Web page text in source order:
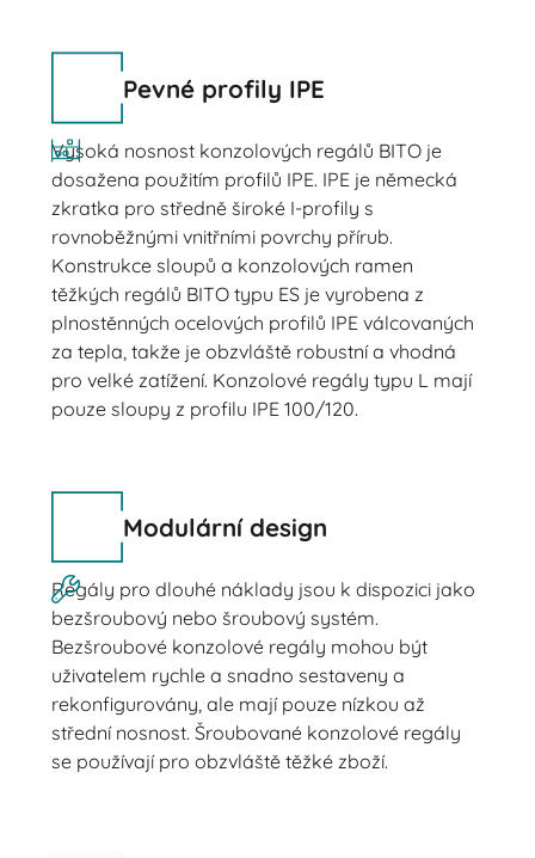
Pevné profily IPE
Vysoká nosnost konzolových regálů BITO je
dosažena použitím profilů IPE. IPE je německá
zkratka pro středně široké I-profily s
rovnoběžnými vnitřními povrchy přírub.
Konstrukce sloupů a konzolových ramen
těžkých regálů BITO typu ES je vyrobena z
plnostěnných ocelových profilů IPE válcovaných
za tepla, takže je obzvláště robustní a vhodná
pro velké zatížení. Konzolové regály typu L mají
pouze sloupy z profilu IPE 100/120.
Modulární design
Regály pro dlouhé náklady jsou k dispozici jako
bezšroubový nebo šroubový systém.
Bezšroubové konzolové regály mohou být
uživatelem rychle a snadno sestaveny a
rekonfigurovány, ale mají pouze nízkou až
střední nosnost. Šroubované konzolové regály
se používají pro obzvláště těžké zboží.